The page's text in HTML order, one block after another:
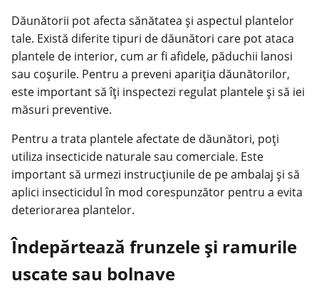
Dăunătorii pot afecta sănătatea și aspectul plantelor
tale. Există diferite tipuri de dăunători care pot ataca
plantele de interior, cum ar fi afidele, păduchii lanosi
sau coșurile. Pentru a preveni apariția dăunătorilor,
este important să îți inspectezi regulat plantele și să iei
măsuri preventive.
Pentru a trata plantele afectate de dăunători, poți
utiliza insecticide naturale sau comerciale. Este
important să urmezi instrucțiunile de pe ambalaj și să
aplici insecticidul în mod corespunzător pentru a evita
deteriorarea plantelor.
Îndepărtează frunzele și ramurile
uscate sau bolnave